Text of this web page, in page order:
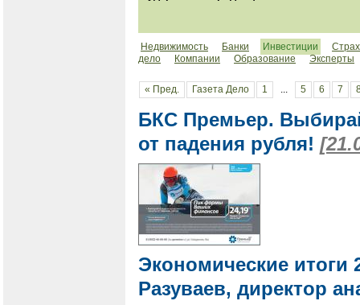
Недвижимость Банки Инвестиции
дело
Компании Образование Эксперты
« Пред. Газета Дело 1 ... 5 6 7
БКС Премьер.
от падения рубля!
Экономические итоги
Разуваев, директор